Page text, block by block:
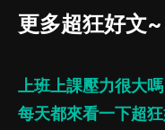
更多超狂好文~
上班上課壓力很大嗎
每天都來看一下超